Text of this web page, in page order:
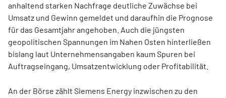
anhaltend starken Nachfrage deutliche Zuwächse bei
Umsatz und Gewinn gemeldet und daraufhin die Prognose
für das Gesamtjahr angehoben. Auch die jüngsten
geopolitischen Spannungen im Nahen Osten hinterließen
bislang laut Unternehmensangaben kaum Spuren bei
Auftragseingang, Umsatzentwicklung oder Profitabilität.
An der Börse zählt Siemens Energy inzwischen zu den